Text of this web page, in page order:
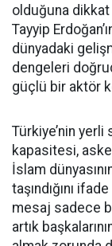
olduğuna dikkat
Tayyip
dünyadaki
dengeleri
güçlü bir aktör
Türkiye’nin
kapasitesi,
İslam
taşındığını
mesaj sadece
artık